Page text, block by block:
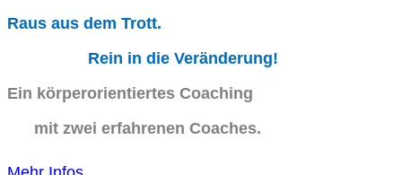
Raus aus dem Trott.
Rein in die Veränderung!
Ein körperorientiertes Coaching
mit zwei erfahrenen Coaches.